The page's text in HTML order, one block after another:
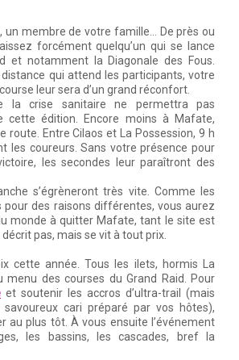
un membre de votre famille… De près ou
forcément quelqu’un qui se lance
et notamment la Diagonale des Fous.
qui attend les participants, votre
leur sera d’un grand réconfort.
la crise sanitaire ne permettra pas
cette édition. Encore moins à Mafate,
route. Entre Cilaos et La Possession, 9 h
les coureurs. Sans votre présence pour
les secondes leur paraîtront des
s’égrèneront très vite. Comme les
pour des raisons différentes, vous aurez
monde à quitter Mafate, tant le site est
pas, mais se vit à tout prix.
cette année. Tous les ilets, hormis La
menu des courses du Grand Raid. Pour
et soutenir les accros d’ultra-trail (mais
cari préparé par vos hôtes),
au plus tôt. À vous ensuite l’événement
les bassins, les cascades, bref la